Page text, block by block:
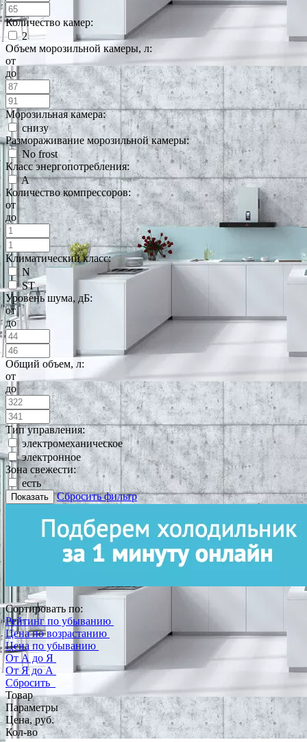
Количество камер:
2
Объем морозильной камеры, л:
от
до
Морозильная камера:
снизу
Размораживание морозильной камеры:
No frost
Класс энергопотребления:
A
Количество компрессоров:
от
до
Климатический класс:
N
ST
Уровень шума, дБ:
от
до
Общий объем, л:
от
до
Тип управления:
электромеханическое
электронное
Зона свежести:
есть
Показать Сбросить фильтр
Сортировать по:
Рейтинг по убыванию
Цена по возрастанию
Цена по убыванию
От А до Я
От Я до А
Сбросить
Товар
Параметры
Цена, руб.
Кол-во